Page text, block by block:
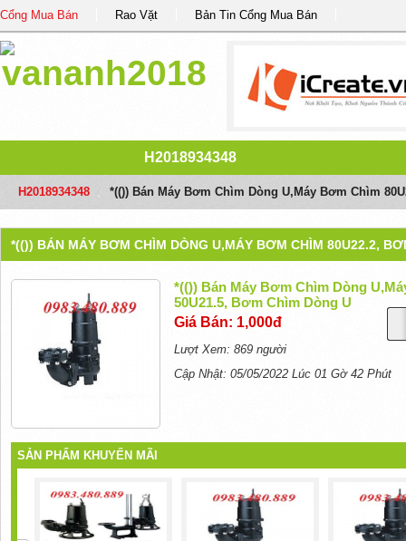
Cổng Mua Bán Rao Vặt Bản Tin Cổng Mua Bán
H2018934348
H2018934348 *(()) Bán Máy Bơm Chìm Dòng U,máy Bơm Chìm
*(()) BÁN MÁY BƠM CHÌM DÒNG U,MÁY BƠM CHÌM 80U22.2,
*(()) Bán Máy Bơm Chìm Dòng
50U21.5, Bơm Chìm Dòng U
Giá Bán: 1,000đ
Lượt Xem: 869 người
Cập Nhật: 05/05/2022 Lúc 01 Gờ 42 Phút
SẢN PHẨM KHUYẾN MÃI